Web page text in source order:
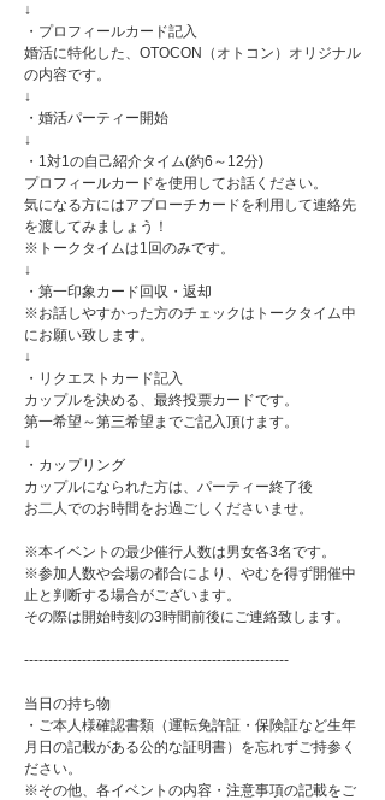
↓
・プロフィールカード記入
婚活に特化した、OTOCON（オトコン）オリジナル
の内容です。
↓
・婚活パーティー開始
↓
・1対1の自己紹介タイム(約6～12分)
プロフィールカードを使用してお話ください。
気になる方にはアプローチカードを利用して連絡先
を渡してみましょう！
※トークタイムは1回のみです。
↓
・第一印象カード回収・返却
※お話しやすかった方のチェックはトークタイム中
にお願い致します。
↓
・リクエストカード記入
カップルを決める、最終投票カードです。
第一希望～第三希望までご記入頂けます。
↓
・カップリング
カップルになられた方は、パーティー終了後
お二人でのお時間をお過ごしくださいませ。
※本イベントの最少催行人数は男女各3名です。
※参加人数や会場の都合により、やむを得ず開催中
止と判断する場合がございます。
その際は開始時刻の3時間前後にご連絡致します。
-------------------------------------------------------
当日の持ち物
・ご本人様確認書類（運転免許証・保険証など生年
月日の記載がある公的な証明書）を忘れずご持参く
ださい。
※その他、各イベントの内容・注意事項の記載をご